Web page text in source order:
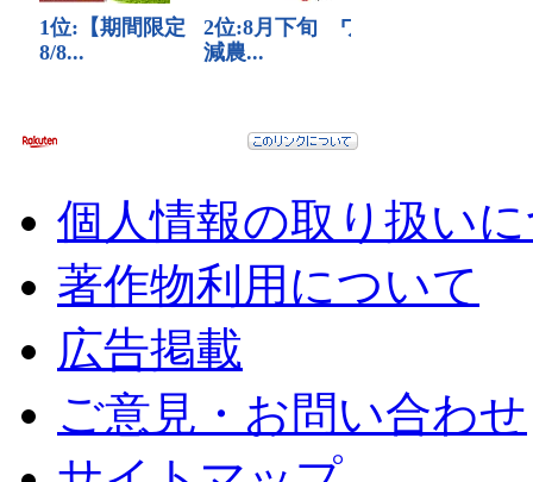
個人情報の取り扱い
著作物利用について
広告掲載
ご意見・お問い合わせ